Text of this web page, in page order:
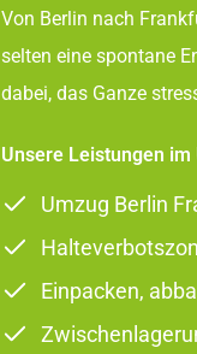
Von Berlin nach
selten eine spontane
dabei, das Ganze
Unsere Leistungen im
Umzug Berlin
Einpacken,